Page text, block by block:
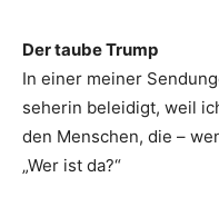
Der taube Trump
In einer meiner
seherin beleidigt, weil
den Menschen, die –
„Wer ist da?“